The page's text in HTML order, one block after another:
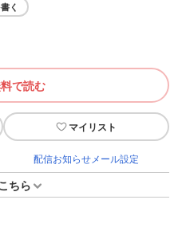
く
で読む
マイリスト
配信お知らせメール設定
ちら